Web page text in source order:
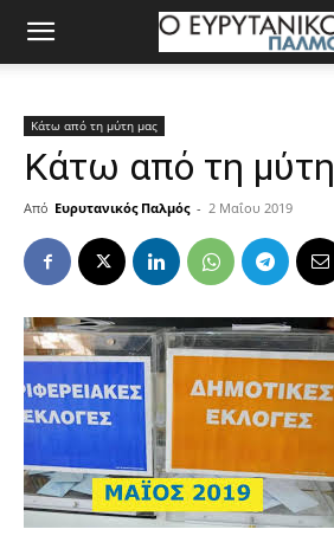
Κάτω από τη μύτη μας
Κάτω από τη μύτη
Από Ευρυτανικός Παλμός - 2 Μαΐου 2019